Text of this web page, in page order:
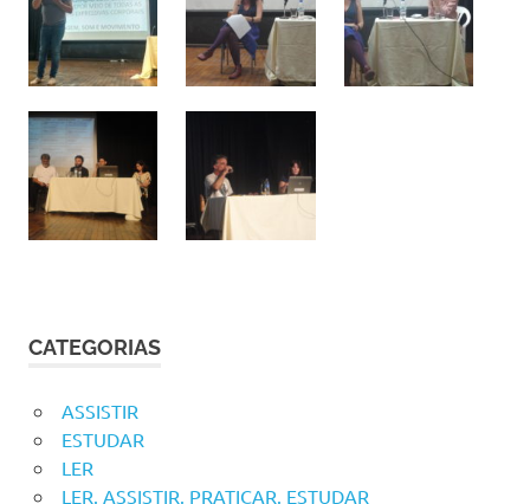
CATEGORIAS
ASSISTIR
ESTUDAR
LER
LER. ASSISTIR. PRATICAR. ESTUDAR